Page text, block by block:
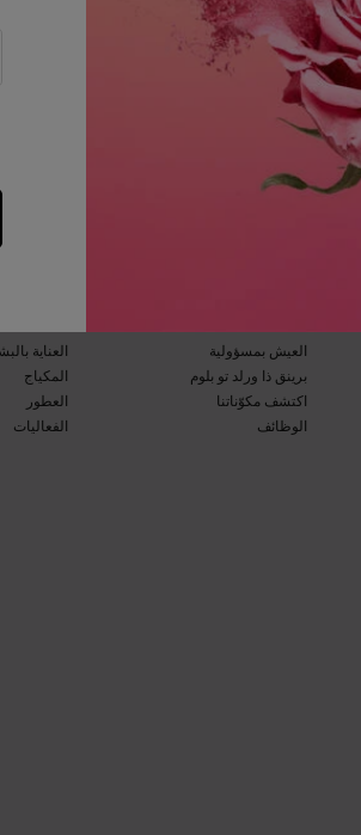
عيّنات مجانية مع كل طلبية
العيش بمسؤولية
برينق ذا ورلد تو بلوم​​
اكتشف مكوّناتنا​
الوظائف
العناية
المكياج​
العطور​
الفعاليات​